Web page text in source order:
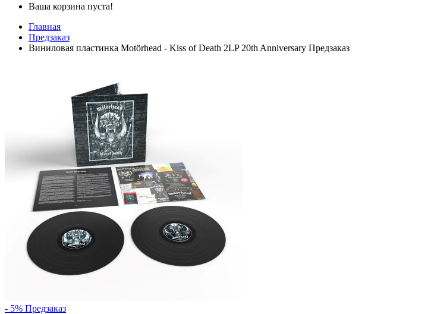
Ваша корзина пуста!
Главная
Предзаказ
Виниловая пластинка Motörhead - Kiss of Death 2LP 20th Anniversary Предзаказ
- 5% Предзаказ